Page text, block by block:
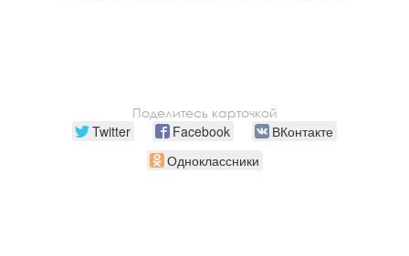
Поделитесь карточкой
Twitter Facebook
ВКонтакте
Одноклассники